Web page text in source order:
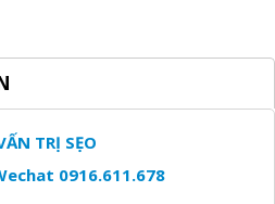
TRỊ SẸO
0916.611.678